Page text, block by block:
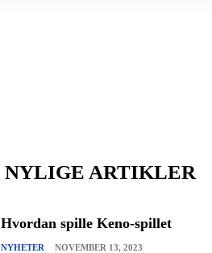
NYLIGE ARTIKLER
Hvordan spille Keno-spillet
NYHETER NOVEMBER 13, 2023